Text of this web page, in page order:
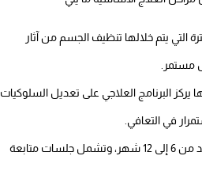
15 يوم، وهي الفترة التي يتم خلالها تنظيف الجسم من آثار
مستمر.
إلى 6 أشهر، وخلالها يركز البرنامج العلاجي على تعديل السلوكيات
في التعافي.
تبدأ بعد انتهاء الإقامة داخل المستشفى وقد تمتد من 6 إلى 12 شهر، وتشمل جلسات متابعة